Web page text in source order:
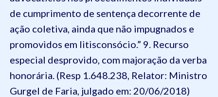
de cumprimento de sentença decorrente de
ação coletiva, ainda que não impugnados e
promovidos em litisconsócio.” 9. Recurso
especial desprovido, com majoração da verba
honorária. (Resp 1.648.238, Relator: Ministro
Gurgel de Faria, julgado em: 20/06/2018)